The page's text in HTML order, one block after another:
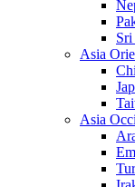
Asia
Asia